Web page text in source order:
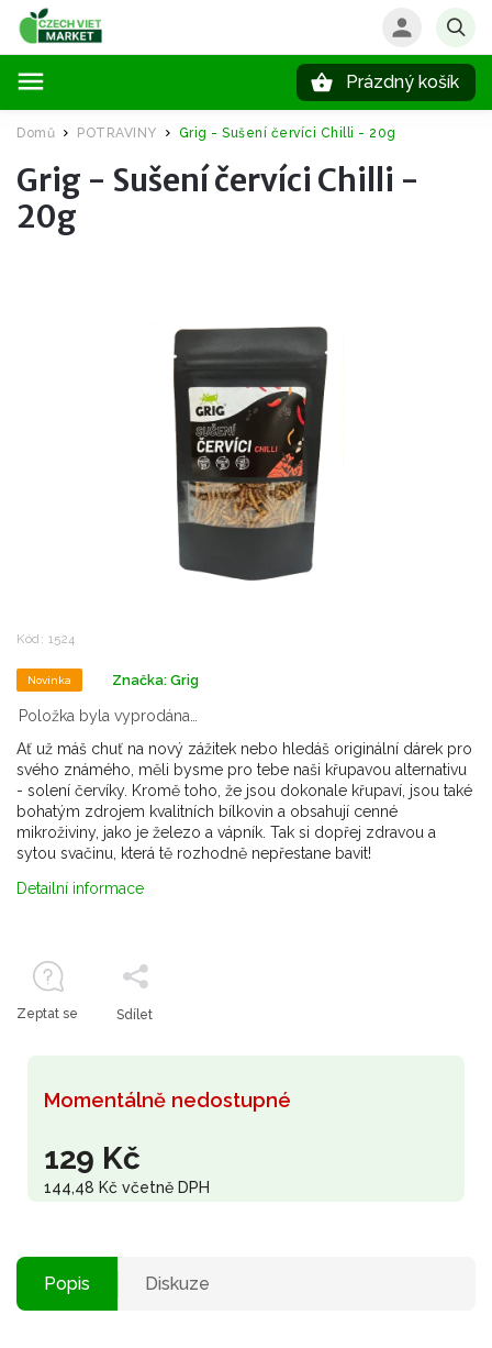
Prázdný košík
Domů / POTRAVINY / Grig - Sušení červíci Chilli - 20g
Grig - Sušení červíci Chilli -
20g
Kód: 1524
Novinka Značka: Grig
129 Kč
144,48 Kč včetně DPH
Momentálně nedostupné
Položka byla vyprodána…
Ať už máš chuť na nový zážitek nebo hledáš originální dárek pro
svého známého, měli bysme pro tebe naši křupavou alternativu
- solení červíky. Kromě toho, že jsou dokonale křupaví, jsou také
bohatým zdrojem kvalitních bílkovin a obsahují cenné
mikroživiny, jako je železo a vápník. Tak si dopřej zdravou a
sytou svačinu, která tě rozhodně nepřestane bavit!
Detailní informace
Zeptat se Sdílet
Popis Diskuze